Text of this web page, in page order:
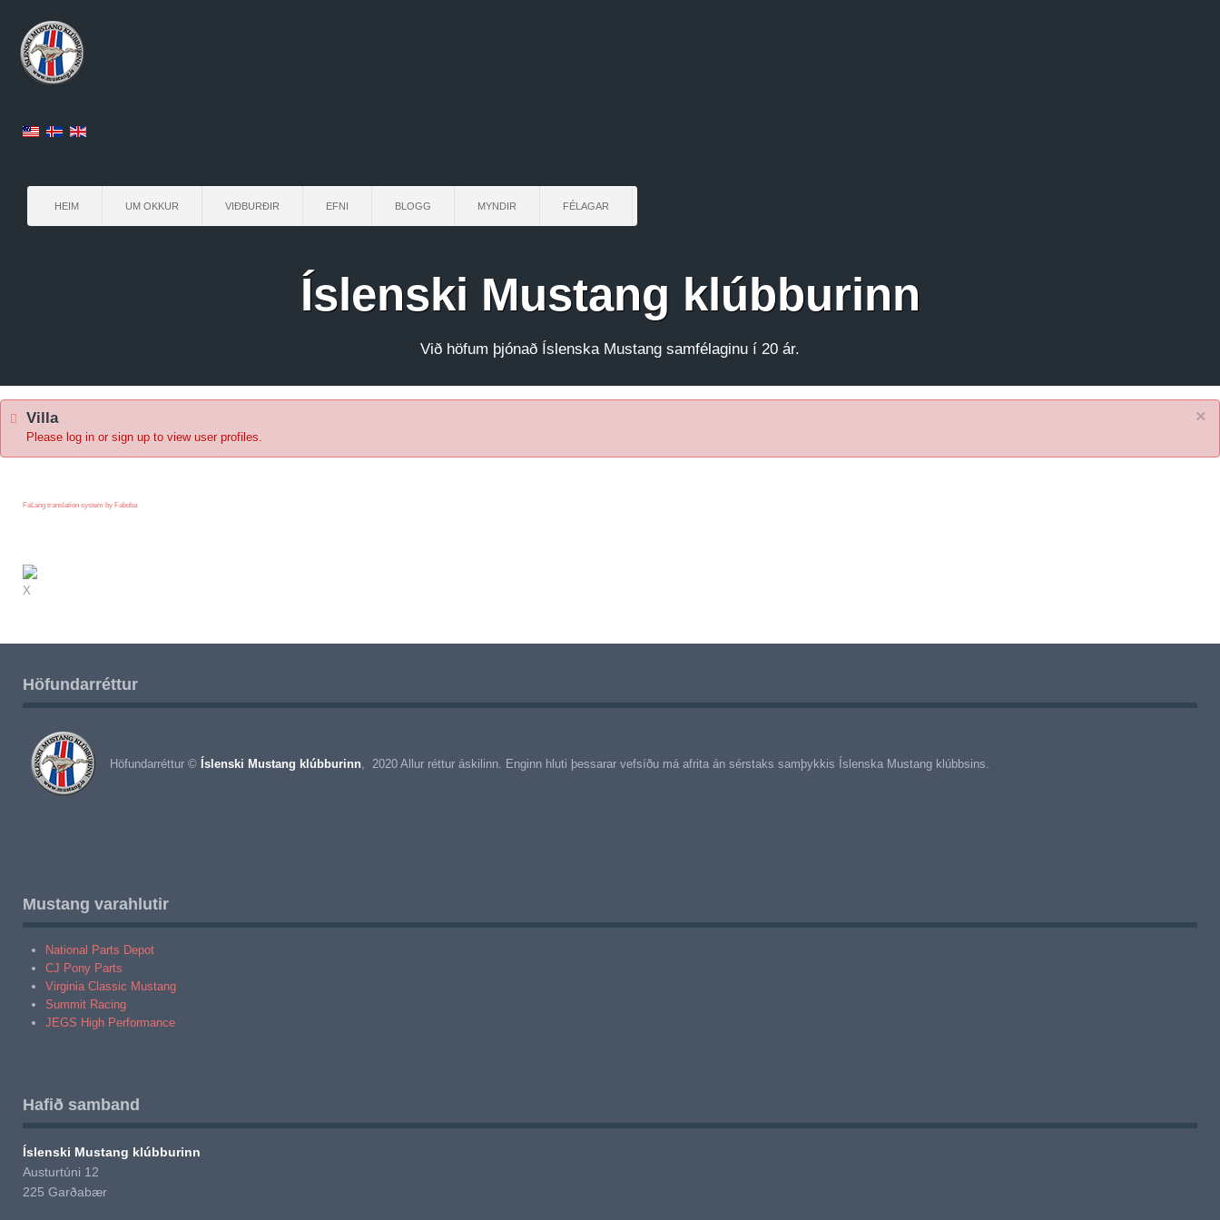
HEIM UM OKKUR VIÐBURÐIR EFNI BLOGG MYNDIR FÉLAGAR
Íslenski Mustang klúbburinn
Við höfum þjónað Íslenska Mustang samfélaginu í 20 ár.
×
Villa
Please log in or sign up to view user profiles.
FaLang translation system by Faboba
X
Höfundarréttur
Höfundarréttur © Íslenski Mustang klúbburinn, 2020 Allur réttur áskilinn. Enginn hluti þessarar vefsíðu má afrita án sérstaks samþykkis Íslenska Mustang klúbbsins.
Mustang varahlutir
National Parts Depot
CJ Pony Parts
Virginia Classic Mustang
Summit Racing
JEGS High Performance
Hafið samband
Íslenski Mustang klúbburinn
Austurtúni 12
225 Garðabær